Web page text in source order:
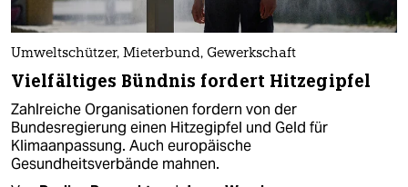
Umweltschützer, Mieterbund, Gewerkschaft
Vielfältiges Bündnis fordert Hitzegipfel
Zahlreiche Organisationen fordern von der
Bundesregierung einen Hitzegipfel und Geld für
Klimaanpassung. Auch europäische
Gesundheitsverbände mahnen.